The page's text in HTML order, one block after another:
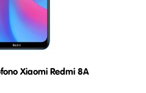
Xiaomi Redmi 8A